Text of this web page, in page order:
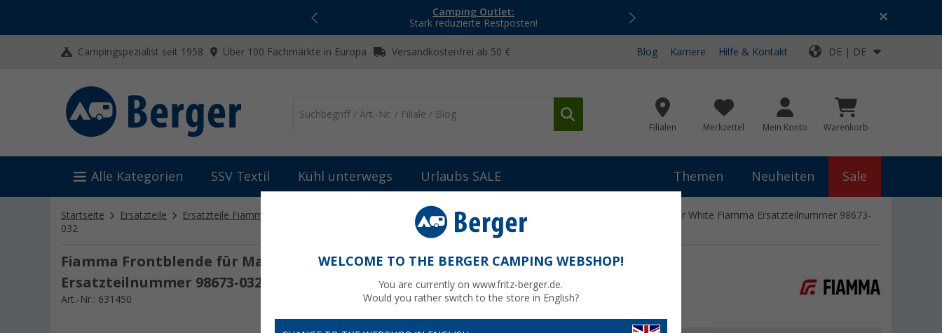
Camping Outlet:
Stark reduzierte Restposten!
Top-Deals für dein Abenteuer!
Campingspezialist seit 1958 Über 100 Fachmärkte in Europa Versandkostenfrei ab 50 € Blog Karriere Hilfe & Kontakt DE | DE
Filialen Merkzettel Mein Konto Warenkorb
Alle Kategorien SSV Textil Kühl unterwegs Urlaubs SALE Themen Neuheiten Sale
Startseite Ersatzteile Ersatzteile Fiamma
Fiamma Frontblende für Markise F45s 250 - Farbe Polar White Fiamma Ersatzteilnummer 98673-
032
Fiamma Frontblende für Markise F45s 250 - Farbe Polar White Fiamma
Ersatzteilnummer 98673-032
Art.-Nr.: 631450
WELCOME TO THE BERGER CAMPING WEBSHOP!
You are currently on www.fritz-berger.de.
Would you rather switch to the store in English?